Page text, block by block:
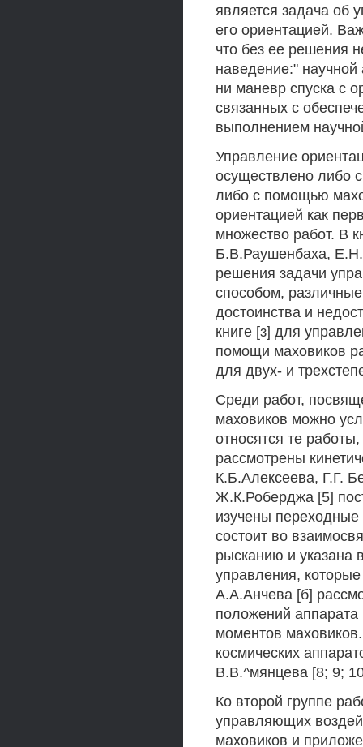
является задача об
его ориентацией.
что без ее решения
наведение:"
ни маневр спуска с
связанных с
выполнением
Управление
осуществлено либо
либо с помощью
ориентацией как
множество работ. В
Б.В.Раушенбаха,
решения задачи
способом,
достоинства и
книге [з] для
помощи маховиков
для двух- и
Среди работ,
маховиков можно
относятся те
рассмотрены
К.Б.Алексеева, Г.Г.
Ж.К.Роберджа [5]
изучены переходные
состоит во
рысканию и указана
управления,
А.А.Анчева [б]
положений аппарата
моментов
космических
В.В.^мянцева [8; 9;
Ко второй группе
управляющих
маховиков и